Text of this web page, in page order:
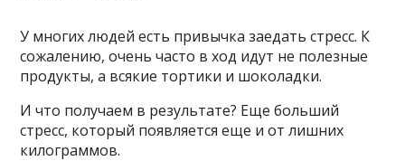
У многих людей есть привычка заедать стресс. К
сожалению, очень часто в ход идут не полезные
продукты, а всякие тортики и шоколадки.
И что получаем в результате? Еще больший
стресс, который появляется еще и от лишних
килограммов.